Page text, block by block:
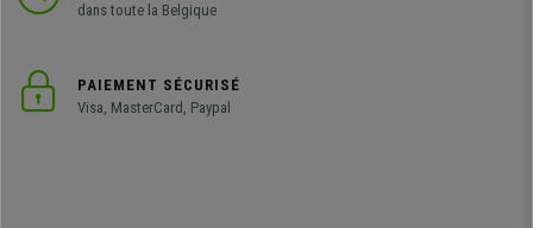
dans toute la Belgique
PAIEMENT SÉCURISÉ
Visa, MasterCard, Paypal